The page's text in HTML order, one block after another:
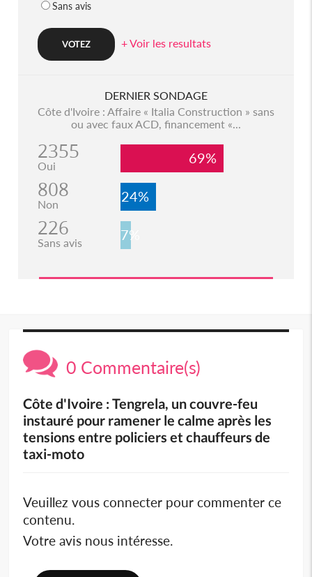
Sans avis
+ Voir les resultats
DERNIER SONDAGE
Côte d'Ivoire : Affaire « Italia Construction » sans
ou avec faux ACD, financement «...
2355
Oui 69%
808
Non 24%
226
Sans avis 7%
0 Commentaire(s)
Côte d'Ivoire : Tengrela, un couvre-feu
instauré pour ramener le calme après les
tensions entre policiers et chauffeurs de
taxi-moto
Veuillez vous connecter pour commenter ce
contenu.
Votre avis nous intéresse.